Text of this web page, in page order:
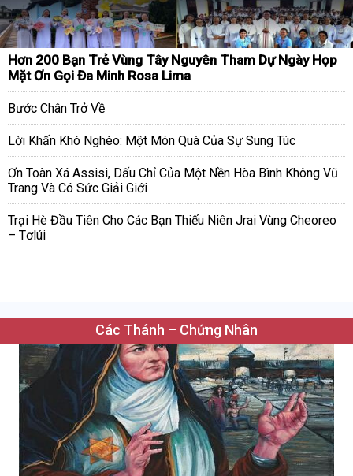
Hơn 200 Bạn Trẻ Vùng Tây Nguyên Tham Dự Ngày Họp
Mặt Ơn Gọi Đa Minh Rosa Lima
Bước Chân Trở Về
Lời Khấn Khó Nghèo: Một Món Quà Của Sự Sung Túc
Ơn Toàn Xá Assisi, Dấu Chỉ Của Một Nền Hòa Bình Không Vũ
Trang Và Có Sức Giải Giới
Trại Hè Đầu Tiên Cho Các Bạn Thiếu Niên Jrai Vùng Cheoreo
– Tơlúi
Các Thánh – Chứng Nhân